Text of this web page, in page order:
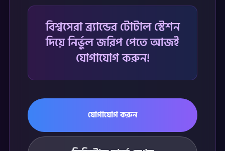
বিশ্বসেরা ব্র্যান্ডের টোটাল স্টেশন
দিয়ে নির্ভুল জরিপ পেতে আজই
যোগাযোগ করুন!
যোগাযোগ করুন